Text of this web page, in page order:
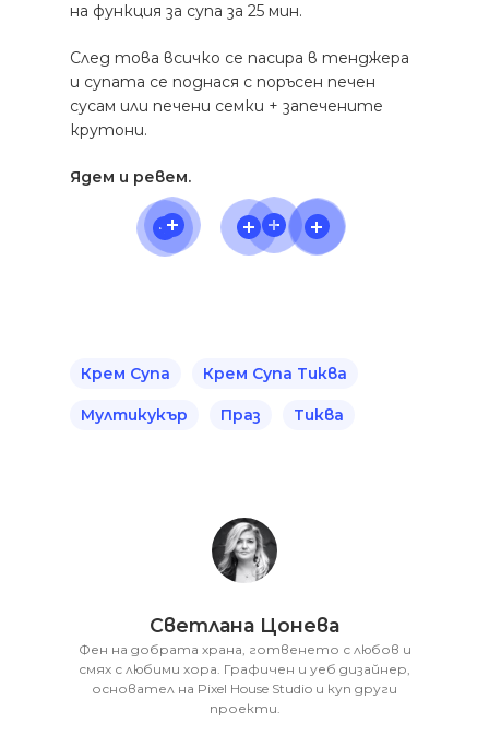
на функция за супа за 25 мин.
След това всичко се пасира в тенджера
и супата се поднася с поръсен печен
сусам или печени семки + запечените
крутони.
Ядем и ревем.
Крем Супа Крем Супа Тиква
Мултикукър Праз Тиква
Светлана Цонева
Фен на добрата храна, готвенето с любов и
смях с любими хора. Графичен и уеб дизайнер,
основател на Pixel House Studio и куп други
проекти.